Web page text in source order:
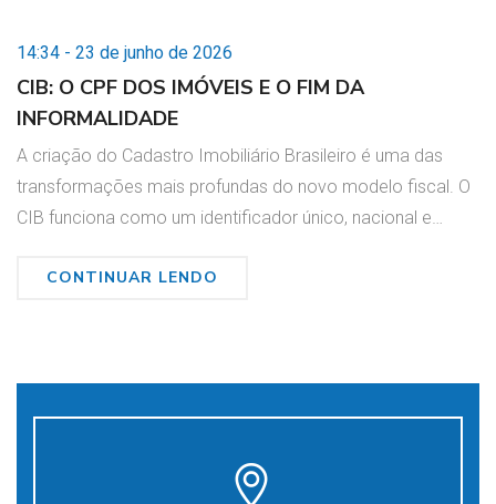
14:34 - 23 de junho de 2026
CIB: O CPF DOS IMÓVEIS E O FIM DA
INFORMALIDADE
A criação do Cadastro Imobiliário Brasileiro é uma das
transformações mais profundas do novo modelo fiscal. O
CIB funciona como um identificador único, nacional e…
CONTINUAR LENDO